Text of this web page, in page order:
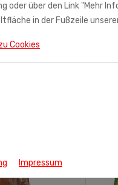
oder über den Link "Mehr
in der Fußzeile
Cookies
Impressum